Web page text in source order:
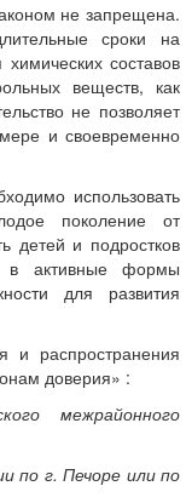
не запрещена.
сроки на
составов
веществ, как
не позволяет
и своевременно
использовать
поколение от
детей и подростков
в активные формы
для развития
и распространения
доверия» :
межрайонного
по г. Печоре или по